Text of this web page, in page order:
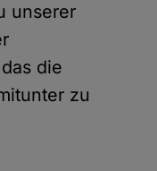
unserer
die
zu